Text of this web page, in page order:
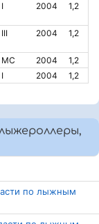
I 2004 1,2
III 2004 1,2
МС 2004
1,2
I 2004 1,2
по лыжным